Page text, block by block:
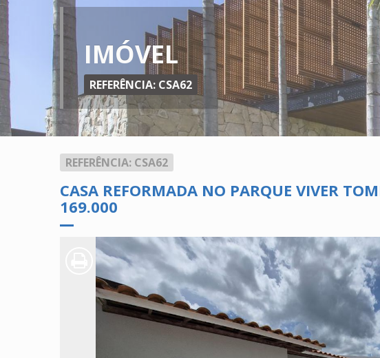
IMÓVEL
REFERÊNCIA: CSA62
REFERÊNCIA: CSA62
CASA REFORMADA NO PARQUE VIVER
169.000